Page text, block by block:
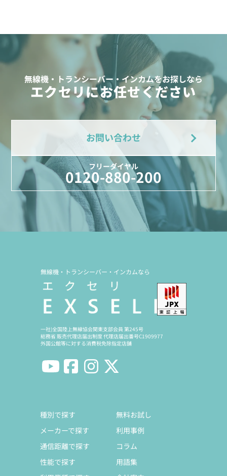
無線機・トランシーバー・インカムをお探しなら
エクセリにお任せください
お問い合わせ
フリーダイヤル
0120-880-200
無線機・トランシーバー・インカムなら
一社)全国陸上無線協会関東支部会員 第245号
総務省 販売代理店届出制度 代理店届出番号C1909977
外国公館等に対する消費税免除指定店舗
種別で探す
メーカーで探す
通信距離で探す
性能で探す
無料お試し
利用事例
コラム
用語集